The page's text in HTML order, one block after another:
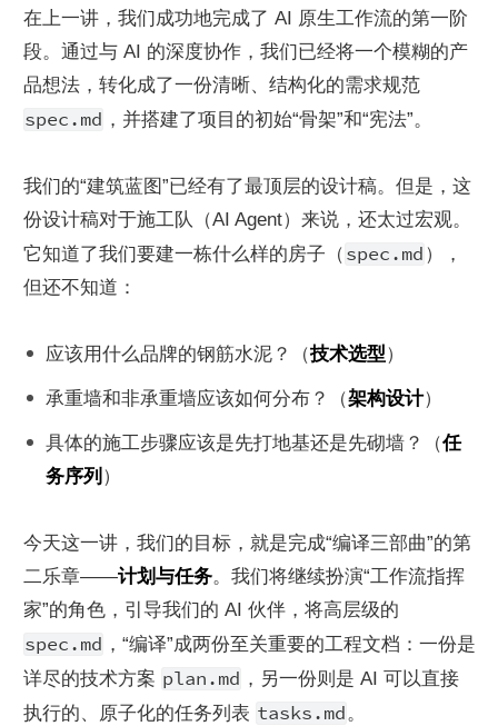
在上一讲，我们成功地完成了 AI 原生工作流的第一阶
段。通过与 AI 的深度协作，我们已经将一个模糊的产
spec.md ，并搭建了项目的初始“骨架”和“宪法”。
我们的“建筑蓝图”已经有了最顶层的设计稿。但是，这
份设计稿对于施工队（AI Agent）来说，还太过宏观。
它知道了我们要建一栋什么样的房子（ spec.md ），
但还不知道：
应该用什么品牌的钢筋水泥？（技术选型）
承重墙和非承重墙应该如何分布？（架构设计）
具体的施工步骤应该是先打地基还是先砌墙？（任
务序列 ）
今天这一讲，我们的目标，就是完成“编译三部曲”的第
二乐章——计划与任务。我们将继续扮演“工作流指挥
spec.md ，“编译”成两份至关重要的工程文档：一份是
详尽的技术方案 plan.md ，另一份则是 AI 可以直接
执行的、原子化的任务列表 tasks.md 。